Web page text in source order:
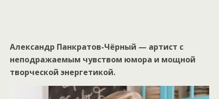
Александр Панкратов-Чёрный — артист с
неподражаемым чувством юмора и мощной
творческой энергетикой.